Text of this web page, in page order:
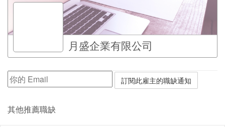
月盛企業有限公司
其他推薦職缺